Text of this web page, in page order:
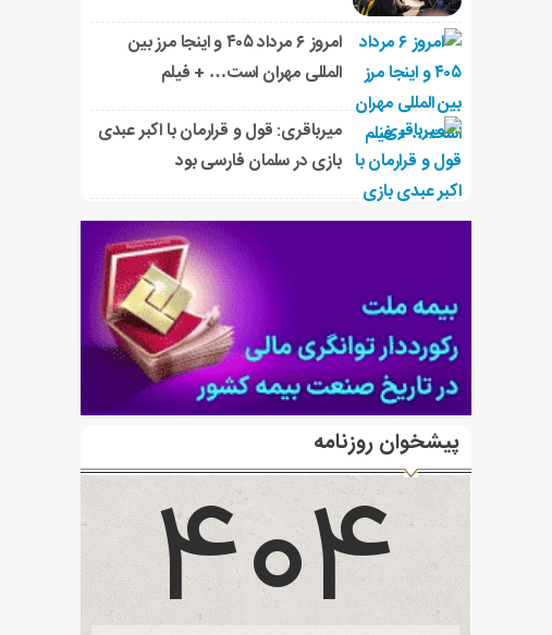
امروز ۶ مرداد ۴۰۵ و اینجا مرز بین
المللی مهران است… + فیلم
میرباقری: قول و قرارمان با اکبر عبدی
بازی در سلمان فارسی بود
پیشخوان روزنامه